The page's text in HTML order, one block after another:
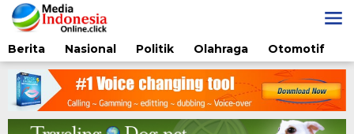
Lewati
ke
konten
Berita
Nasional Politik Olahraga Otomotif